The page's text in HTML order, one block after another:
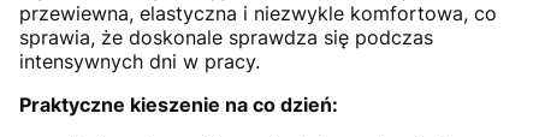
przewiewna, elastyczna i niezwykle komfortowa, co
sprawia, że doskonale sprawdza się podczas
intensywnych dni w pracy.
Praktyczne kieszenie na co dzień: